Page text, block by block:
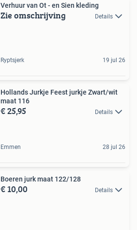
Verhuur van Ot - en Sien kleding
Zie omschrijving Details
Ryptsjerk 19 jul 26
Hollands Jurkje Feest jurkje Zwart/wit
maat 116
€ 25,95 Details
Emmen 28 jul 26
Boeren jurk maat 122/128
€ 10,00 Details